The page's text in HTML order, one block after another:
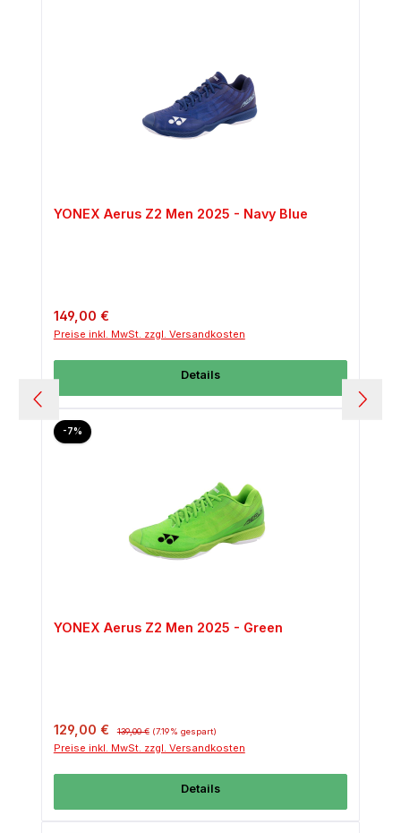
YONEX Aerus Z2 Men 2025 - Navy Blue
Regulärer Preis:
149,00 €
Preise inkl. MwSt. zzgl. Versandkosten
Details
-7%Rabatt
YONEX Aerus Z2 Men 2025 - Green
Verkaufspreis:
129,00 € 139,00 € (7.19% gespart)
Preise inkl. MwSt. zzgl. Versandkosten
Details